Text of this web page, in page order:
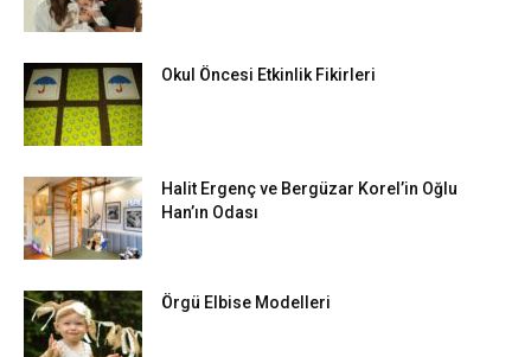
Okul Öncesi Etkinlik Fikirleri
Halit Ergenç ve Bergüzar Korel’in Oğlu
Han’ın Odası
Örgü Elbise Modelleri